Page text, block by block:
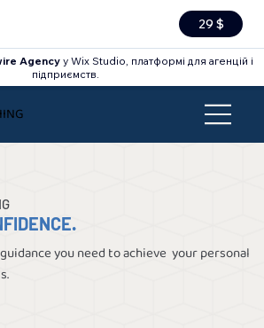
29 $
Agencyу Wix Studio, платформі для агенцій і
підприємств.